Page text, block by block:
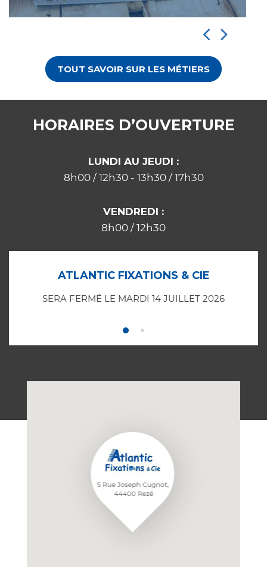
TOUT SAVOIR SUR LES MÉTIERS
HORAIRES D’OUVERTURE
LUNDI AU JEUDI :
8h00 / 12h30 - 13h30 / 17h30
VENDREDI :
8h00 / 12h30
ATLANTIC FIXATIONS & CIE
SERA FERMÉ LE MARDI 14 JUILLET 2026